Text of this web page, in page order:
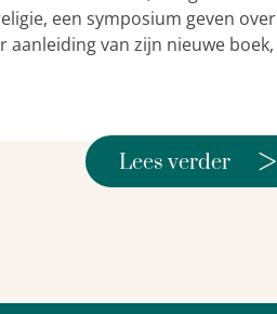
een symposium geven over
aanleiding van zijn nieuwe boek,
Lees verder >